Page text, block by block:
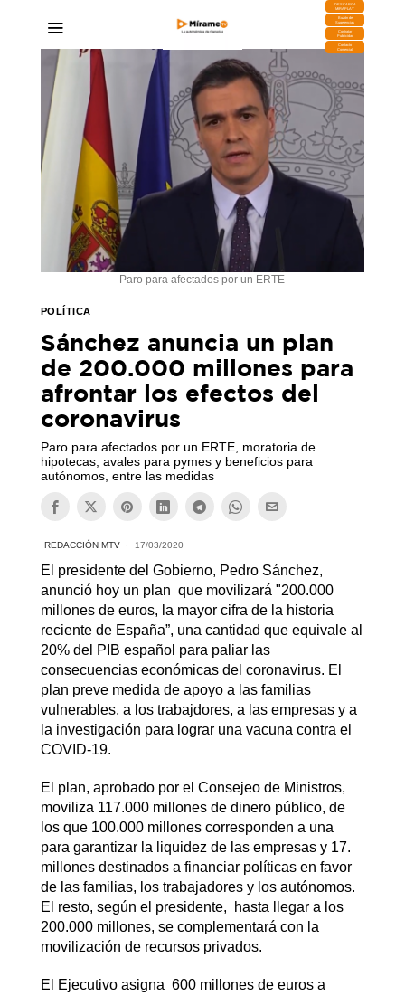
DESCARGA
MIRAPLAY
Buzón de
Sugerencias
Contratar
Publicidad
Contacto
Comercial
Paro para afectados por un ERTE
POLÍTICA
Sánchez anuncia un plan
de 200.000 millones para
afrontar los efectos del
coronavirus
Paro para afectados por un ERTE, moratoria de
hipotecas, avales para pymes y beneficios para
autónomos, entre las medidas
REDACCIÓN MTV 17/03/2020
El presidente del Gobierno, Pedro Sánchez,
anunció hoy un plan que movilizará "200.000
millones de euros, la mayor cifra de la historia
reciente de España”, una cantidad que equivale al
20% del PIB español para paliar las
consecuencias económicas del coronavirus. El
plan preve medida de apoyo a las familias
vulnerables, a los trabajdores, a las empresas y a
la investigación para lograr una vacuna contra el
COVID-19.
El plan, aprobado por el Consejeo de Ministros,
moviliza 117.000 millones de dinero público, de
los que 100.000 millones corresponden a una
para garantizar la liquidez de las empresas y 17.
millones destinados a financiar políticas en favor
de las familias, los trabajadores y los autónomos.
El resto, según el presidente, hasta llegar a los
200.000 millones, se complementará con la
movilización de recursos privados.
El Ejecutivo asigna 600 millones de euros a